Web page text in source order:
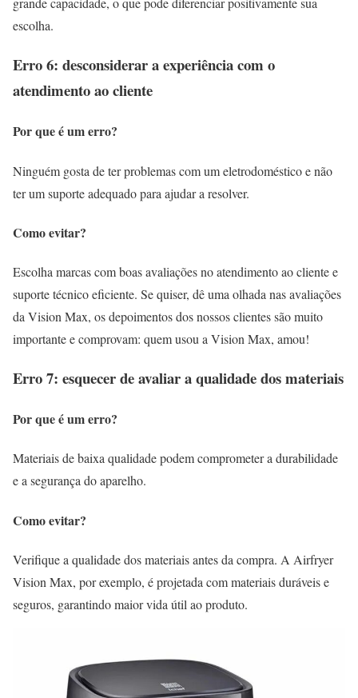
escolha.
Erro 6: desconsiderar a experiência com o
atendimento ao cliente
Por que é um erro?
Ninguém gosta de ter problemas com um eletrodoméstico e não
ter um suporte adequado para ajudar a resolver.
Como evitar?
Escolha marcas com boas avaliações no atendimento ao cliente e
suporte técnico eficiente. Se quiser, dê uma olhada nas avaliações
da Vision Max, os depoimentos dos nossos clientes são muito
importante e comprovam: quem usou a Vision Max, amou!
Erro 7: esquecer de avaliar a qualidade dos materiais
Por que é um erro?
Materiais de baixa qualidade podem comprometer a durabilidade
e a segurança do aparelho.
Como evitar?
Verifique a qualidade dos materiais antes da compra. A Airfryer
Vision Max, por exemplo, é projetada com materiais duráveis e
seguros, garantindo maior vida útil ao produto.